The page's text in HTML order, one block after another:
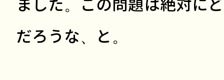
ました。この問題は絶対に
だろうな、と。